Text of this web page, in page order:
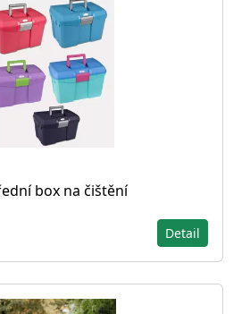
box na čištění
Detail